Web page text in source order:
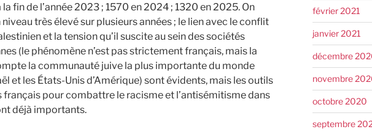
fin de l’année 2023 ; 1570 en 2024 ; 1320 en 2025. On
niveau très élevé sur plusieurs années ; le lien avec le conflit
et la tension qu’il suscite au sein des sociétés
(le phénomène n’est pas strictement français, mais la
la communauté juive la plus importante du monde
et les États-Unis d’Amérique) sont évidents, mais les outils
français pour combattre le racisme et l’antisémitisme dans
déjà importants.
février 2021
janvier 2021
décembre
novembre
octobre 2020
septembre